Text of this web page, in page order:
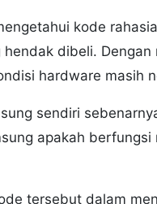
kode
dibeli.
hardware masih
sendiri
apakah
tersebut dalam